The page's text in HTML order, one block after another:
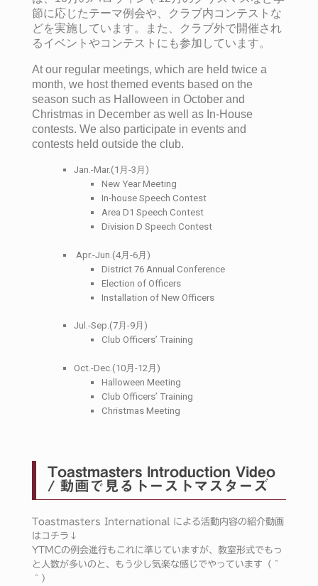
節に応じたテーマ例会や、クラブ内コンテストな
どを実施しています。また、クラブ外で開催され
るイベントやコンテストにも参加しています。
At our regular meetings, which are held twice a
month, we host themed events based on the
season such as Halloween in October and
Christmas in December as well as In-House
contests. We also participate in events and
contests held outside the club.
Jan.-Mar.(1月-3月)
New Year Meeting
In-house Speech Contest
Area D1 Speech Contest
Division D Speech Contest
Apr.-Jun.(4月-6月)
District 76 Annual Conference
Election of Officers
Installation of New Officers
Jul.-Sep.(7月-9月)
Club Officers’ Training
Oct.-Dec.(10月-12月)
Halloween Meeting
Club Officers’ Training
Christmas Meeting
Toastmasters Introduction Video
/ 動画で見るトーストマスターズ
Toastmasters International による活動内容の紹介動画
はコチラ↓
YTMCの例会進行もこれに準じていますが、教室形式でもっ
と人数が多いのと、もう少し気楽な感じでやっています（＾
＾）